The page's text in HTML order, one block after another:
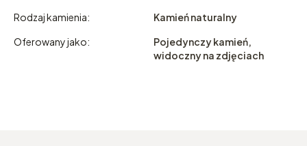
Rodzaj kamienia:
Kamień naturalny
Oferowany jako:
Pojedynczy kamień,
widoczny na zdjęciach